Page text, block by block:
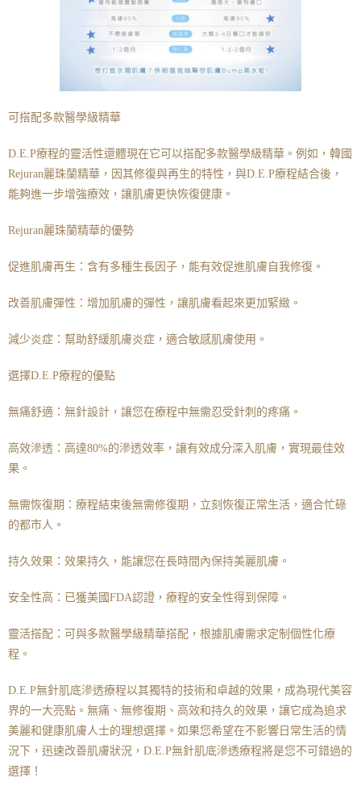
可搭配多款醫學級精華
D.E.P療程的靈活性還體現在它可以搭配多款醫學級精華。例如，韓國
Rejuran麗珠蘭精華，因其修復與再生的特性，與D.E.P療程結合後，
能夠進一步增強療效，讓肌膚更快恢復健康。
Rejuran麗珠蘭精華的優勢
促進肌膚再生：含有多種生長因子，能有效促進肌膚自我修復。
改善肌膚彈性：增加肌膚的彈性，讓肌膚看起來更加緊緻。
減少炎症：幫助舒緩肌膚炎症，適合敏感肌膚使用。
選擇D.E.P療程的優點
無痛舒適：無針設計，讓您在療程中無需忍受針刺的疼痛。
高效滲透：高達80%的滲透效率，讓有效成分深入肌膚，實現最佳效
果。
無需恢復期：療程結束後無需修復期，立刻恢復正常生活，適合忙碌
的都市人。
持久效果：效果持久，能讓您在長時間內保持美麗肌膚。
安全性高：已獲美國FDA認證，療程的安全性得到保障。
靈活搭配：可與多款醫學級精華搭配，根據肌膚需求定制個性化療
程。
D.E.P無針肌底滲透療程以其獨特的技術和卓越的效果，成為現代美容
界的一大亮點。無痛、無修復期、高效和持久的效果，讓它成為追求
美麗和健康肌膚人士的理想選擇。如果您希望在不影響日常生活的情
況下，迅速改善肌膚狀況，D.E.P無針肌底滲透療程將是您不可錯過的
選擇！